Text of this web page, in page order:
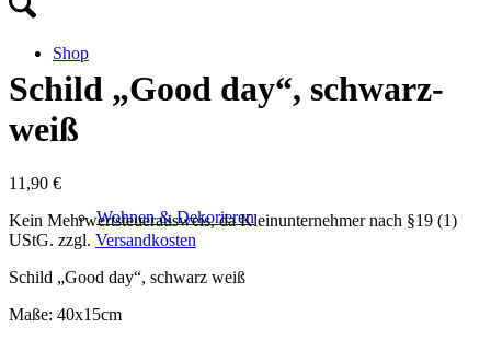
Shop
Wohnen & Dekorieren
Schild „Good day“, schwarz-
weiß
11,90 €
Kein Mehrwertsteuerausweis, da Kleinunternehmer nach §19 (1)
UStG. zzgl. Versandkosten
Schild „Good day“, schwarz weiß
Maße: 40x15cm